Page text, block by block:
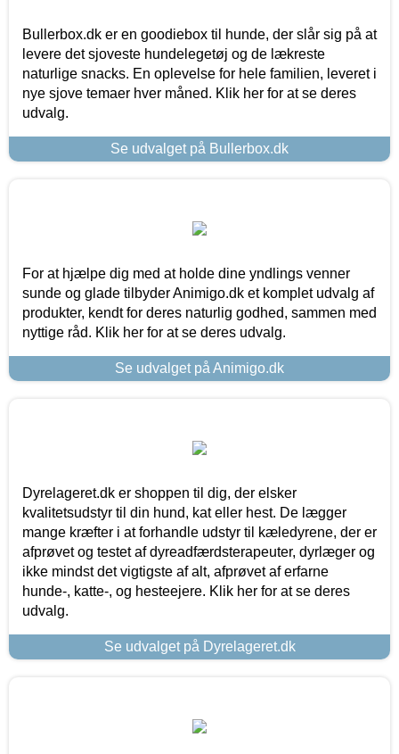
Bullerbox.dk er en goodiebox til hunde, der slår sig på at
levere det sjoveste hundelegetøj og de lækreste
naturlige snacks. En oplevelse for hele familien, leveret i
nye sjove temaer hver måned. Klik her for at se deres
udvalg.
Se udvalget på Bullerbox.dk
For at hjælpe dig med at holde dine yndlings venner
sunde og glade tilbyder Animigo.dk et komplet udvalg af
produkter, kendt for deres naturlig godhed, sammen med
nyttige råd. Klik her for at se deres udvalg.
Se udvalget på Animigo.dk
Dyrelageret.dk er shoppen til dig, der elsker
kvalitetsudstyr til din hund, kat eller hest. De lægger
mange kræfter i at forhandle udstyr til kæledyrene, der er
afprøvet og testet af dyreadfærdsterapeuter, dyrlæger og
ikke mindst det vigtigste af alt, afprøvet af erfarne
hunde-, katte-, og hesteejere. Klik her for at se deres
udvalg.
Se udvalget på Dyrelageret.dk